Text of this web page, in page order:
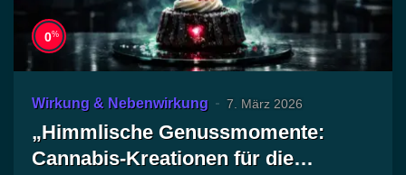
0%
Wirkung & Nebenwirkung 7. März 2026
„Himmlische Genussmomente:
Cannabis-Kreationen für die